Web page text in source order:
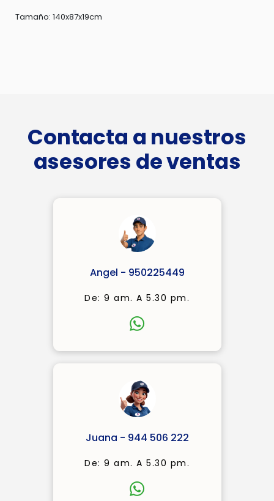
Tamaño: 140x87x19cm
Contacta a nuestros
asesores de ventas
Angel - 950225449
De: 9 am. A 5.30 pm.
Juana - 944 506 222
De: 9 am. A 5.30 pm.